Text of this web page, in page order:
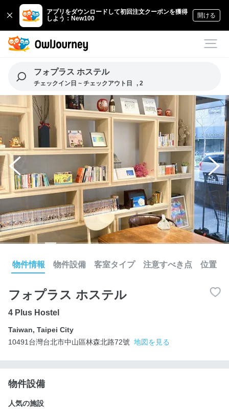
アプリをダウンロードして初回注文クーポンを獲得
しよう：New100
開ける
フォプラス ホステル
チェックイン日 ~ チェックアウト日 , 2
物件情報 物件設備 客室タイプ 注意すべき点 位置
フォプラス ホステル
4 Plus Hostel
Taiwan, Taipei City
10491台灣台北市中山區林森北路72號 地図を見る
物件設備
人気の施設